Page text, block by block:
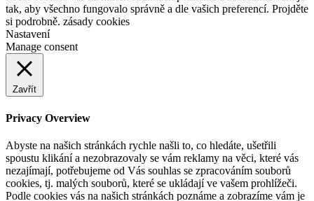
tak, aby všechno fungovalo správně a dle vašich preferencí. Projděte
si podrobně. zásady cookies
Nastavení
Manage consent
Zavřít
Privacy Overview
Abyste na našich stránkách rychle našli to, co hledáte, ušetřili
spoustu klikání a nezobrazovaly se vám reklamy na věci, které vás
nezajímají, potřebujeme od Vás souhlas se zpracováním souborů
cookies, tj. malých souborů, které se ukládají ve vašem prohlížeči.
Podle cookies vás na našich stránkách poznáme a zobrazíme vám je